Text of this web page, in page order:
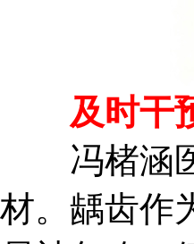
及时干预
冯楮涵医
材。龋齿作